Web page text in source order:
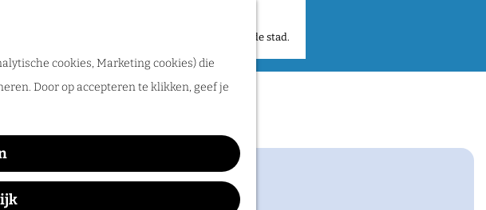
cookies, Marketing cookies) die
Door op accepteren te klikken, geef je
pad en ontdek verborgen plekken en verhalen in de stad.